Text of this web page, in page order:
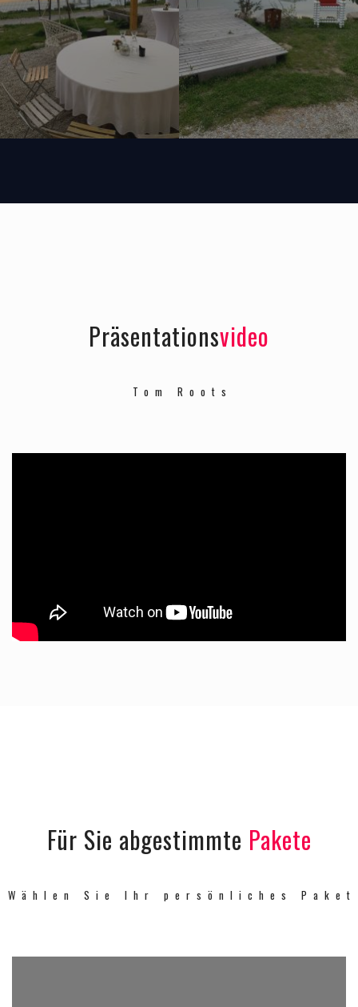
Präsentationsvideo
Tom Roots
Für Sie abgestimmte Pakete
Wählen Sie Ihr persönliches Paket